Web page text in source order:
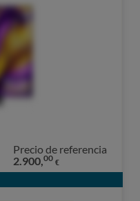
Precio de referencia
2.900,00 €